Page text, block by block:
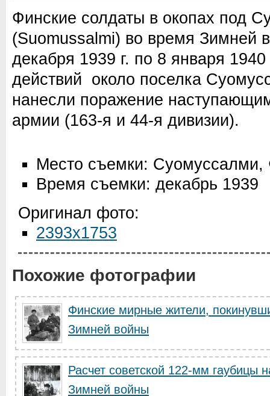
Финские солдаты в окопах под
(Suomussalmi) во время Зимней
декабря 1939 г. по 8 января 1940
действий около поселка
нанесли поражение
армии (163-я и 44-я дивизии).
Место съемки: Суомуссалми,
Время съемки: декабрь 1939
Оригинал фото:
2393x1753
Похожие фотографии
Финские мирные жители,
Зимней войны
Расчет советской 122-мм гаубицы
Зимней войны